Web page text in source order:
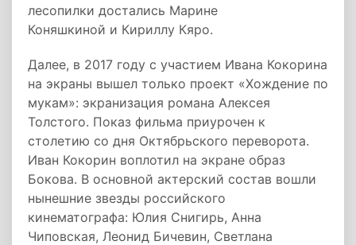
лесопилки достались Марине
Коняшкиной и Кириллу Кяро.
Далее, в 2017 году с участием Ивана Кокорина
на экраны вышел только проект «Хождение по
мукам»: экранизация романа Алексея
Толстого. Показ фильма приурочен к
столетию со дня Октябрьского переворота.
Иван Кокорин воплотил на экране образ
Бокова. В основной актерский состав вошли
нынешние звезды российского
кинематографа: Юлия Снигирь, Анна
Чиповская, Леонид Бичевин, Светлана